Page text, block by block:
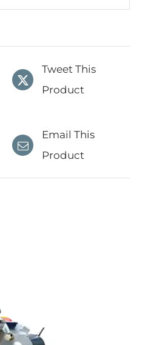
Tweet This
Product
Email This
Product